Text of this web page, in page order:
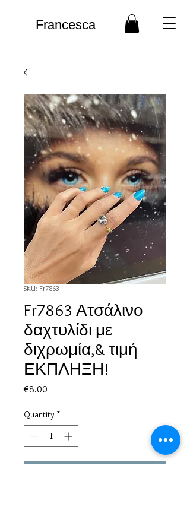
Francesca
SKU: Fr7863
Fr7863 Ατσάλινο
δαχτυλίδι με
διχρωμία,& τιμή
ΕΚΠΛΗΞΗ!
€8.00
Quantity *